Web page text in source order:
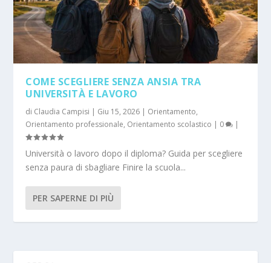
COME SCEGLIERE SENZA ANSIA TRA
UNIVERSITÀ E LAVORO
di Claudia Campisi | Giu 15, 2026 | Orientamento,
Orientamento professionale, Orientamento scolastico | 0 |
Università o lavoro dopo il diploma? Guida per scegliere
senza paura di sbagliare Finire la scuola...
PER SAPERNE DI PIÙ